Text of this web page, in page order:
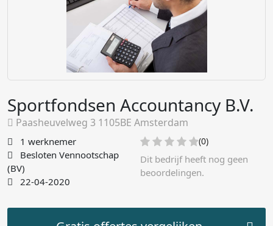
Sportfondsen Accountancy B.V.
Paasheuvelweg 3 1105BE Amsterdam
1 werknemer
Besloten Vennootschap
(BV)
22-04-2020
(0)
Dit bedrijf heeft nog geen
beoordelingen.